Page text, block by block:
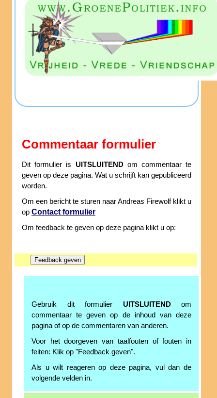
Commentaar formulier
Dit formulier is UITSLUITENDom commentaar te
geven op deze pagina. Wat u schrijft kan gepubliceerd
worden.
Om een bericht te sturen naar Andreas Firewolf klikt u
op Contact formulier
Om feedback te geven op deze pagina klikt u op:
Gebruik dit formulier UITSLUITENDom
commentaar te geven op de inhoud van deze
pagina of op de commentaren van anderen.
Voor het doorgeven van taalfouten of fouten in
feiten: Klik op "Feedback geven".
Als u wilt reageren op deze pagina, vul dan de
volgende velden in.